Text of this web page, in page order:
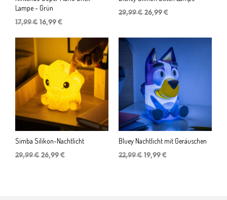
Lampe - Grün
17,99€ Ursprünglicher
war:
16,99 €
ist:
16,99 €.
29,99€ Ursprünglicher
29,99 €
26,99 €
26,99 €.
Simba Silikon-Nachtlicht
29,99€ Ursprünglicher
26,99 €
Bluey Nachtlicht mit Geräuschen
22,99€ Ursprünglicher
19,99 €